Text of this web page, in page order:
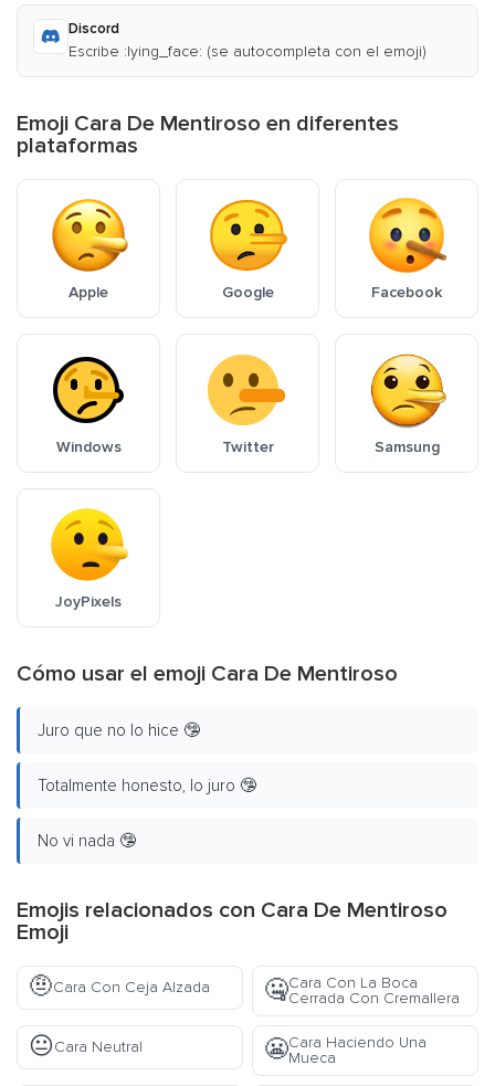
Discord
Escribe :lying_face: (se autocompleta con el emoji)
Emoji Cara De Mentiroso en diferentes
plataformas
Apple Google Facebook
Windows Twitter Samsung
JoyPixels
Cómo usar el emoji Cara De Mentiroso
Juro que no lo hice 🤥
Totalmente honesto, lo juro 🤥
No vi nada 🤥
Emojis relacionados con Cara De Mentiroso
Emoji
🤨Cara Con Ceja Alzada 🤐Cara Con La Boca
Cerrada Con Cremallera
😐Cara Neutral 😬Cara Haciendo Una
Mueca